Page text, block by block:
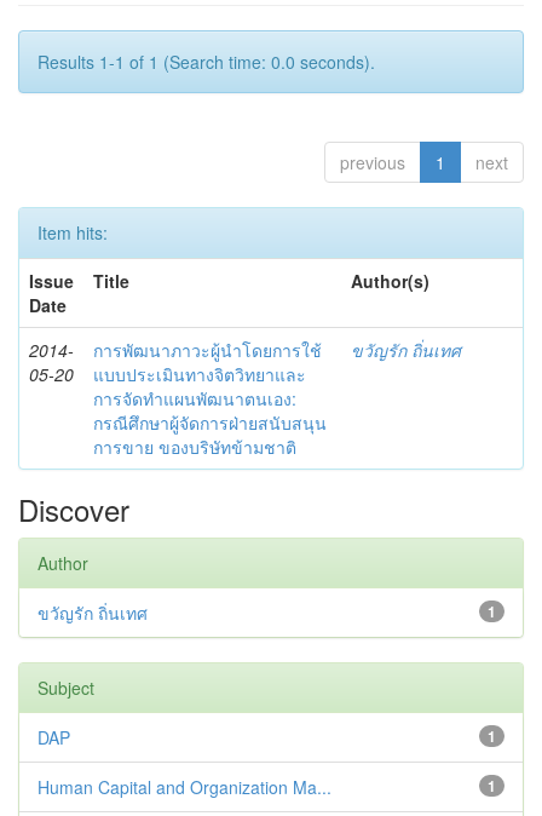
Results 1-1 of 1 (Search time: 0.0 seconds).
previous 1 next
Item hits:
Issue
Date
Title Author(s)
2014-
05-20
การพัฒนาภาวะผู้นำโดยการใช้
แบบประเมินทางจิตวิทยาและ
การจัดทำแผนพัฒนาตนเอง:
กรณีศึกษาผู้จัดการฝ่ายสนับสนุน
การขาย ของบริษัทข้ามชาติ
ขวัญรัก ถิ่นเทศ
Discover
Author
1
ขวัญรัก ถิ่นเทศ
Subject
1
DAP
1
Human Capital and Organization Ma...